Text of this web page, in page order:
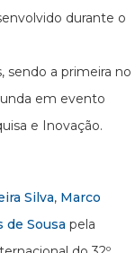
durante o
sendo a primeira no
em evento
e Inovação.
Silva, Marco
de Sousa pela